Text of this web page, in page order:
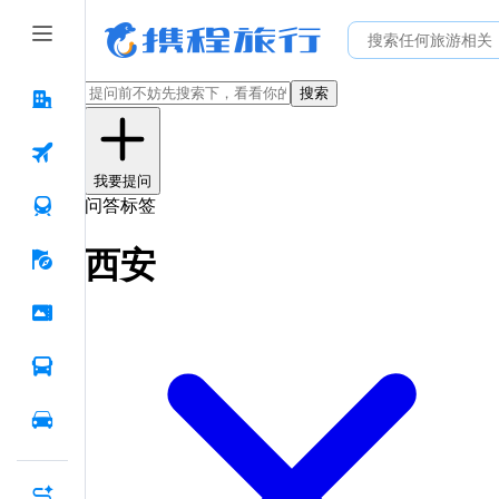
搜索
我要提问
问答标签
西安